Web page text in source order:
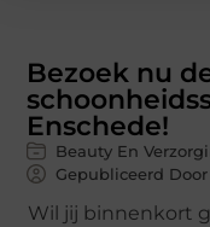
Bezoek nu
Enschede!
Beauty En
Gepubliceerd
Wil jij binnenkort